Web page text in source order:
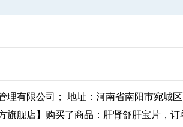
理有限公司； 地址：河南省南阳市宛城
舰店】购买了商品：肝肾舒肝宝片，订